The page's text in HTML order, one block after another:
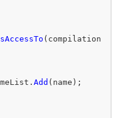
( compilation
. Add ( name );